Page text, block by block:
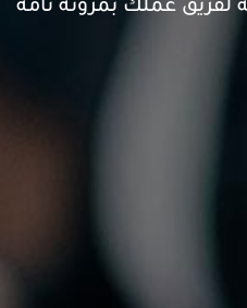
لفريق عملك بمرونة تامة